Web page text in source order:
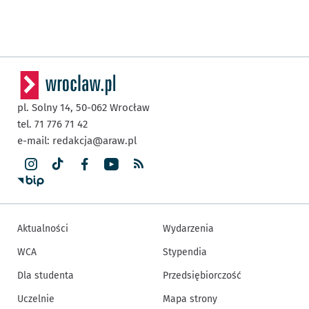
pl. Solny 14, 50-062 Wrocław
tel. 71 776 71 42
e-mail: redakcja@araw.pl
Aktualności
WCA
Dla studenta
Uczelnie
Wydarzenia
Stypendia
Przedsiębiorczość
Mapa strony